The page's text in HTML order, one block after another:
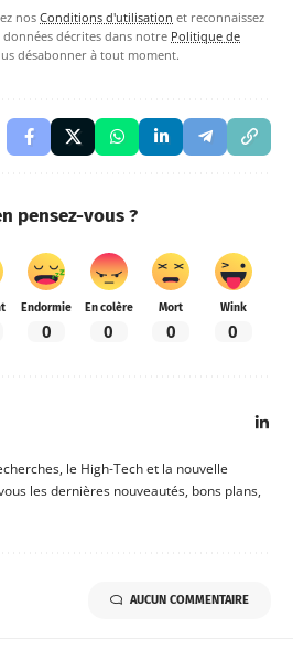
nos Conditions d'utilisation et reconnaissez
décrites dans notre Politique de
désabonner à tout moment.
pensez-vous ?
Endormie
0
En colère
0
Mort
0
Wink
0
le High-Tech et la nouvelle
les dernières nouveautés, bons plans,
AUCUN COMMENTAIRE